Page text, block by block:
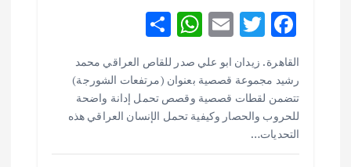
F
e
b
o
o
T
w
it
te
r
E
m
ai
l
W
h
at
s
A
p
S
h
ar
e
القاهرة . زيدان ابو علي صدر للقاص العراقي محمد
رشيد مجموعة قصصية بعنوان (مرتفعات الشورجة)
تتضمن لقطات قصصية وقصص تحمل إدانة واضحة
للحروب والحصار وكيفية تحمل الإنسان العراقي هذه
التحديات…
ثقافة وفنون
اختتام ورشة السينوغرافيا في مدينة كلباء الاماراتية
أغسطس 3, 2026